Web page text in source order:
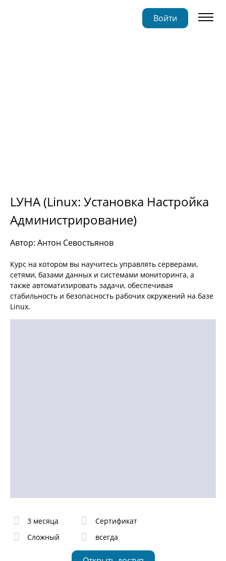
Войти
LУНА (Linux: Установка Настройка
Администрирование)
Автор: Антон Севостьянов
Курс на котором вы научитесь управлять серверами,
сетями, базами данных и системами мониторинга, а
также автоматизировать задачи, обеспечивая
стабильность и безопасность рабочих окружений на базе
Linux.
3 месяца
Сертификат
Сложный
всегда